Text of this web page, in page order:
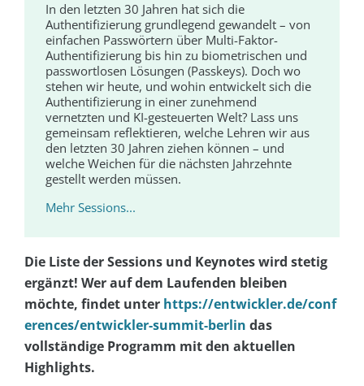
In den letzten 30 Jahren hat sich die
Authentifizierung grundlegend gewandelt – von
einfachen Passwörtern über Multi-Faktor-
Authentifizierung bis hin zu biometrischen und
passwortlosen Lösungen (Passkeys). Doch wo
stehen wir heute, und wohin entwickelt sich die
Authentifizierung in einer zunehmend
vernetzten und KI-gesteuerten Welt? Lass uns
gemeinsam reflektieren, welche Lehren wir aus
den letzten 30 Jahren ziehen können – und
welche Weichen für die nächsten Jahrzehnte
gestellt werden müssen.
Mehr Sessions...
Die Liste der Sessions und Keynotes wird stetig
ergänzt! Wer auf dem Laufenden bleiben
möchte, findet unter https://entwickler.de/conf
erences/entwickler-summit-berlin das
vollständige Programm mit den aktuellen
Highlights.